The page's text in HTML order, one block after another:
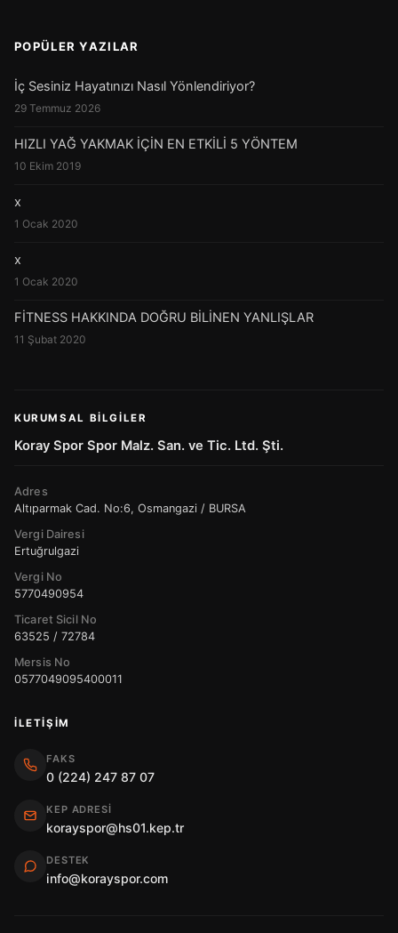
POPÜLER YAZILAR
İç Sesiniz Hayatınızı Nasıl Yönlendiriyor?
29 Temmuz 2026
HIZLI YAĞ YAKMAK İÇİN EN ETKİLİ 5 YÖNTEM
10 Ekim 2019
x
1 Ocak 2020
x
1 Ocak 2020
FİTNESS HAKKINDA DOĞRU BİLİNEN YANLIŞLAR
11 Şubat 2020
KURUMSAL BILGILER
Koray Spor Spor Malz. San. ve Tic. Ltd. Şti.
Adres
Altıparmak Cad. No:6, Osmangazi / BURSA
Vergi Dairesi
Ertuğrulgazi
Vergi No
5770490954
Ticaret Sicil No
63525 / 72784
Mersis No
0577049095400011
İLETIŞIM
FAKS
0 (224) 247 87 07
KEP ADRESI
korayspor@hs01.kep.tr
DESTEK
info@korayspor.com